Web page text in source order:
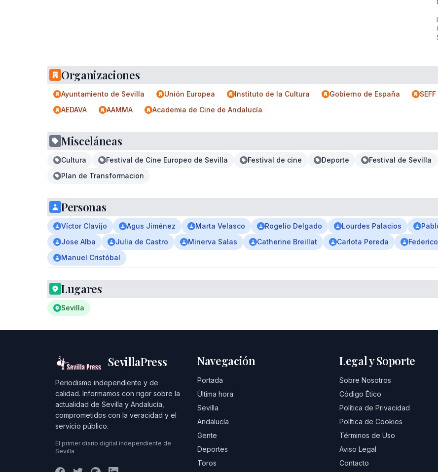
Organizaciones
Ayuntamiento de Sevilla Unión Europea Instituto de la Cultura Gobierno de España SEFF
AEDAVA
AAMMA Academia de Cine de Andalucía
Misceláneas
Cultura Festival de Cine Europeo de Sevilla Festival de cine Deporte Festival de Sevilla
Plan de Transformacion
Personas
Víctor Clavijo Agus Jiménez Marta Velasco Rogelio Delgado Lourdes Palacios
Jose Alba
Julia de Castro Minerva Salas Catherine Breillat Carlota Pereda
Manuel Cristóbal
Lugares
Sevilla
SevillaPress
Periodismo independiente y de
calidad. Informamos con rigor sobre la
actualidad de Sevilla y Andalucía,
comprometidos con la veracidad y el
servicio público.
El primer diario digital independiente de
Sevilla
Navegación
Portada
Última hora
Sevilla
Andalucía
Gente
Deportes
Toros
Legal y Soporte
Sobre Nosotros
Código Ético
Política de Privacidad
Política de Cookies
Términos de Uso
Aviso Legal
Contacto